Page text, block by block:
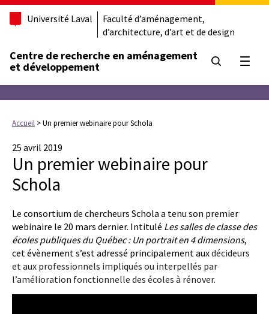
Université Laval
Faculté d’aménagement,
d’architecture, d’art et de design
Centre de recherche en aménagement
et développement
Accueil >Un premier webinaire pour Schola
25 avril 2019
Un premier webinaire pour
Schola
Le consortium de chercheurs Schola a tenu son premier
webinaire le 20 mars dernier. Intitulé Les salles de classe des
écoles publiques du Québec : Un portrait en 4 dimensions,
cet évènement s’est adressé principalement auxdécideurs
et aux professionnels impliqués ou interpellés par
l’amélioration fonctionnelle des écoles à rénover.